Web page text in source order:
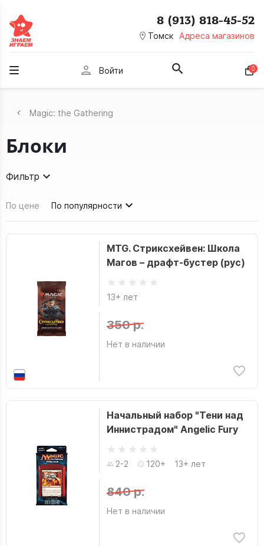
room Томск Адреса магазинов
8 (913) 818-45-52
person Войти 0
Magic: the Gathering
Блоки
Фильтр
По цене По популярности
MTG. Стриксхейвен: Школа
Магов – драфт-бустер (рус)
13+ лет
350 р.
Нет в наличии
Начальный набор "Тени над
Иннистрадом" Angelic Fury
2-2 120+ 13+ лет
840 р.
Нет в наличии